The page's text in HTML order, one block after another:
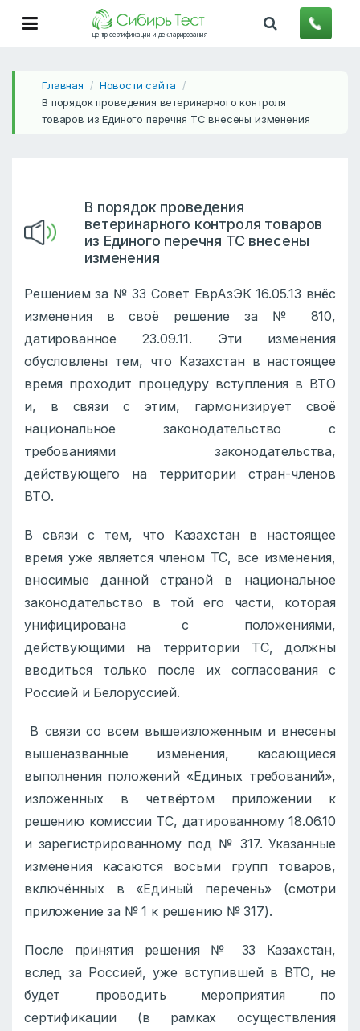
центр сертификации и декларирования
Главная / Новости сайта /
В порядок проведения ветеринарного контроля
товаров из Единого перечня ТС внесены изменения
В порядок проведения
ветеринарного контроля товаров
из Единого перечня ТС внесены
изменения
Решением за № 33 Совет ЕврАзЭК 16.05.13 внёс
изменения в своё решение за № 810,
датированное 23.09.11. Эти изменения
обусловлены тем, что Казахстан в настоящее
время проходит процедуру вступления в ВТО
и, в связи с этим, гармонизирует своё
национальное законодательство с
требованиями законодательства,
действующего на территории стран-членов
ВТО.
В связи с тем, что Казахстан в настоящее
время уже является членом ТС, все изменения,
вносимые данной страной в национальное
законодательство в той его части, которая
унифицирована с положениями,
действующими на территории ТС, должны
вводиться только после их согласования с
Россией и Белоруссией.
В связи со всем вышеизложенным и внесены
вышеназванные изменения, касающиеся
выполнения положений «Единых требований»,
изложенных в четвёртом приложении к
решению комиссии ТС, датированному 18.06.10
и зарегистрированному под № 317. Указанные
изменения касаются восьми групп товаров,
включённых в «Единый перечень» (смотри
приложение за № 1 к решению № 317).
После принятия решения № 33 Казахстан,
вслед за Россией, уже вступившей в ВТО, не
будет проводить мероприятия по
сертификации (в рамках осуществления